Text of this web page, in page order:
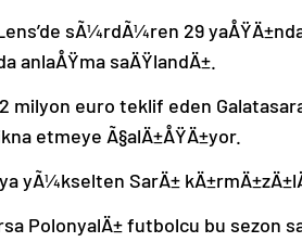
sÃ¼rdÃ¼ren 29
anlaÅŸma saÄŸlandÄ±.
2 milyon euro teklif eden
etmeye Ã§alÄ±ÅŸÄ±yor.
yÃ¼kselten SarÄ±
PolonyalÄ± futbolcu bu sezon